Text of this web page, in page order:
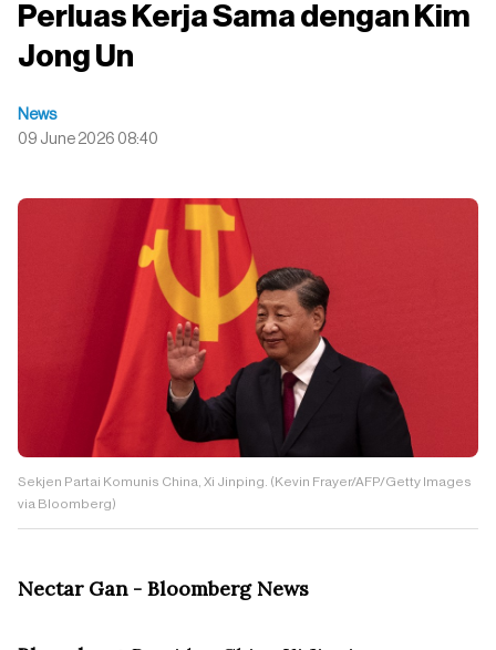
Perluas Kerja Sama dengan Kim
Jong Un
News
09 June 2026 08:40
Sekjen Partai Komunis China, Xi Jinping. (Kevin Frayer/AFP/Getty Images
via Bloomberg)
Nectar Gan - Bloomberg News